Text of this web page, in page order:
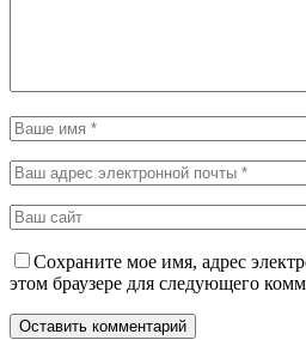
Сохраните мое имя, адрес
этом браузере для следующего